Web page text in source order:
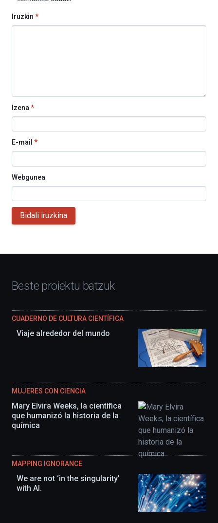
Iruzkin *
Izena *
E-mail *
Webgunea
Bidali iruzkina
Beste proiektu batzuk
CUADERNO DE CULTURA CIENTÍFICA
Viaje alrededor del mundo
MUJERES CON CIENCIA
Mary Elvira Weeks, la científica
que humanizó la historia de la
química
MAPPING IGNORANCE
We are not ‘in the singularity’
with AI.